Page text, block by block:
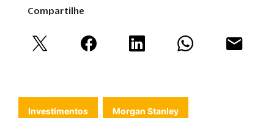
Compartilhe
Investimentos Morgan Stanley